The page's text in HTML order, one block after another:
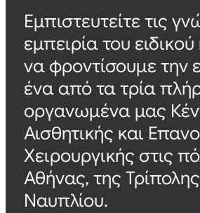
Εμπιστευτείτε τις
εμπειρία του
να φροντίσουμε την
ένα από τα τρία
οργανωμένα μας
Αισθητικής και
Χειρουργικής στις
Αθήνας, της
Ναυπλίου.